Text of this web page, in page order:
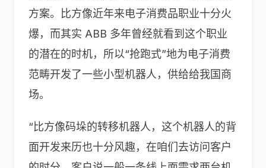
方案。比方像近年来电子消费品职业十分火
爆，而其实 ABB 多年曾经就看到这个职业
的潜在的时机，所以“抢跑式”地为电子消费
范畴开发了一些小型机器人，供给给我国商
场。
“比方像码垛的转移机器人，这个机器人的背
面开发来历也十分风趣，在咱们去访问客户